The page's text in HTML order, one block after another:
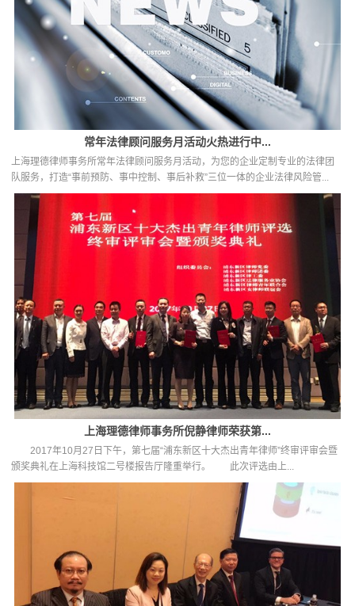
常年法律顾问服务月活动火热进行中...
上海理德律师事务所常年法律顾问服务月活动，为您的企业定制专业的法律团
队服务，打造“事前预防、事中控制、事后补救”三位一体的企业法律风险管...
上海理德律师事务所倪静律师荣获第...
2017年10月27日下午，第七届“浦东新区十大杰出青年律师”终审评审会暨
颁奖典礼在上海科技馆二号楼报告厅隆重举行。 此次评选由上...